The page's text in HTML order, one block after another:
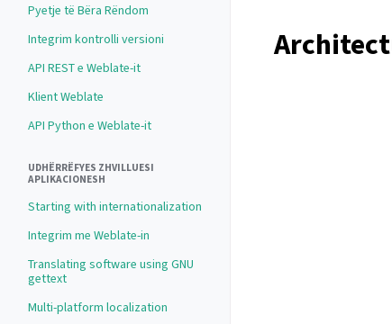
Pyetje të Bëra Rëndom
Integrim kontrolli versioni
API REST e Weblate-it
Klient Weblate
API Python e Weblate-it
UDHËRRËFYES ZHVILLUESI
APLIKACIONESH
Starting with internationalization
Integrim me Weblate-in
Translating software using GNU
gettext
Multi-platform localization